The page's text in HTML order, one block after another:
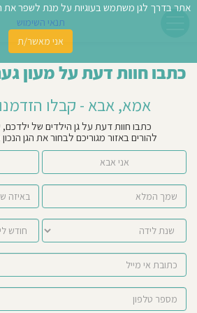
כתבו חוות דעת על מעון
אמא, אבא - קבלו
כתבו חוות דעת על גן הילדים של ילדכם,
להורים באזור מגוריכם לבחור את הגן
אני אבא
אתר בדרך לגן משתמש בעוגיות על מנת לשפר את
תנאי השימוש
אני מאשר/ת